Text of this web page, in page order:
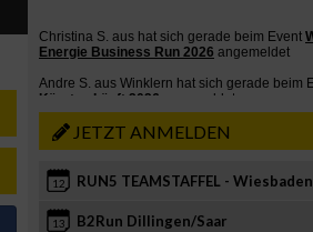
JETZT ANMELDEN
12 RUN5 TEAMSTAFFEL - Wiesbaden
13 B2Run Dillingen/Saar